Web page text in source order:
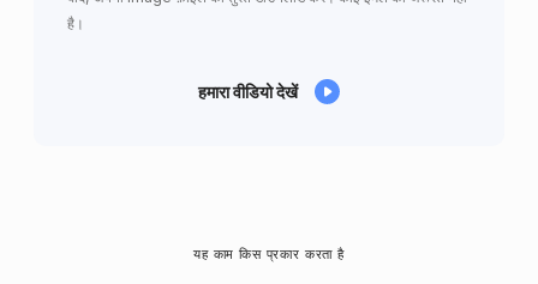
है।
हमारा वीडियो देखें
यह काम किस प्रकार करता है